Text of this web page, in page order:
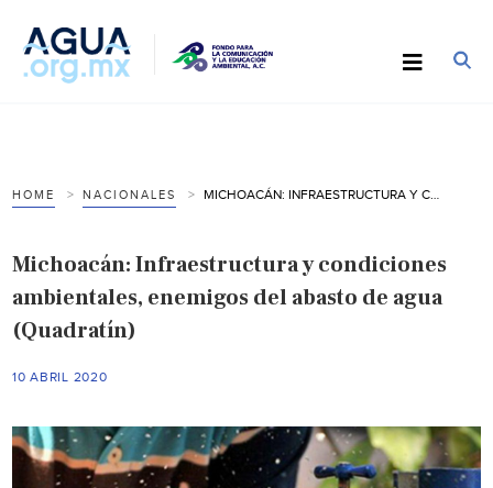
HOME NACIONALES
Michoacán: Infraestructura y condiciones
ambientales, enemigos del abasto de agua
(Quadratín)
10 ABRIL 2020